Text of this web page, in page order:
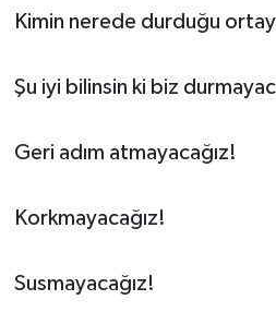
Kimin nerede durduğu
Şu iyi bilinsin ki biz
Geri adım atmayacağız!
Korkmayacağız!
Susmayacağız!